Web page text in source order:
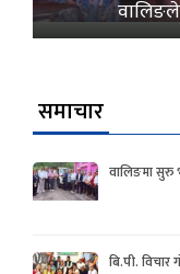
वालिङले
समाचार
वालिङमा सुरु
बि.पी. विचार